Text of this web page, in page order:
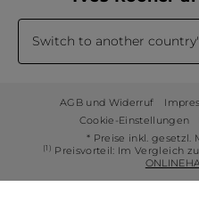
Switch to another
AGB und Widerruf
Cookie-Einstellungen
* Preise inkl. gesetzl.
(1) Preisvorteil: Im Vergleich